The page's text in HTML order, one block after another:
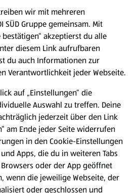
wir mit mehreren
SÜD Gruppe gemeinsam. Mit
akzeptierst du alle
diesem Link aufrufbaren
du auch Informationen zur
Verantwortlichkeit jeder Webseite.
auf „Einstellungen“ die
Auswahl zu treffen. Deine
jederzeit über den Link
am Ende jeder Seite widerrufen
in den Cookie-Einstellungen
Apps, die du in weiteren Tabs
oder der App geöffnet
wenn die jeweilige Webseite, der
oder geschlossen und